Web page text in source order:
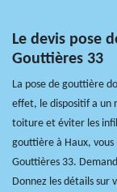
Le devis pose
Gouttières 33
La pose de gouttière
effet, le dispositif a un
toiture et éviter les
gouttière à Haux, vous
Gouttières 33.
Donnez les détails sur